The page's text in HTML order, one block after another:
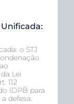
o STJ
Lei
112
IDPB para
defesa.